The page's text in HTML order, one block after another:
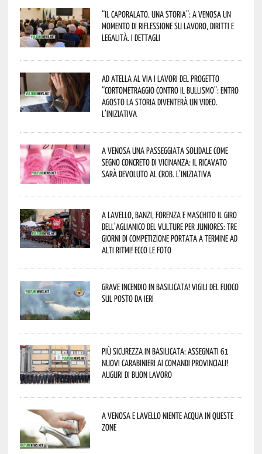
“Il caporalato. Una storia”: a Venosa un
momento di riflessione su lavoro, diritti e
legalità. I dettagli
Ad Atella al via i lavori del progetto
“Cortometraggio contro il bullismo”: entro
agosto la storia diventerà un video.
L’iniziativa
A Venosa una passeggiata solidale come
segno concreto di vicinanza: il ricavato
sarà devoluto al CROB. L’iniziativa
A Lavello, Banzi, Forenza e Maschito il Giro
dell’Aglianico del Vulture per juniores: tre
giorni di competizione portata a termine ad
alti ritmi! Ecco le foto
Grave incendio in Basilicata! Vigili del fuoco
sul posto da ieri
Più sicurezza in Basilicata: assegnati 61
nuovi Carabinieri ai Comandi provinciali!
Auguri di buon lavoro
A Venosa e Lavello niente acqua in queste
zone